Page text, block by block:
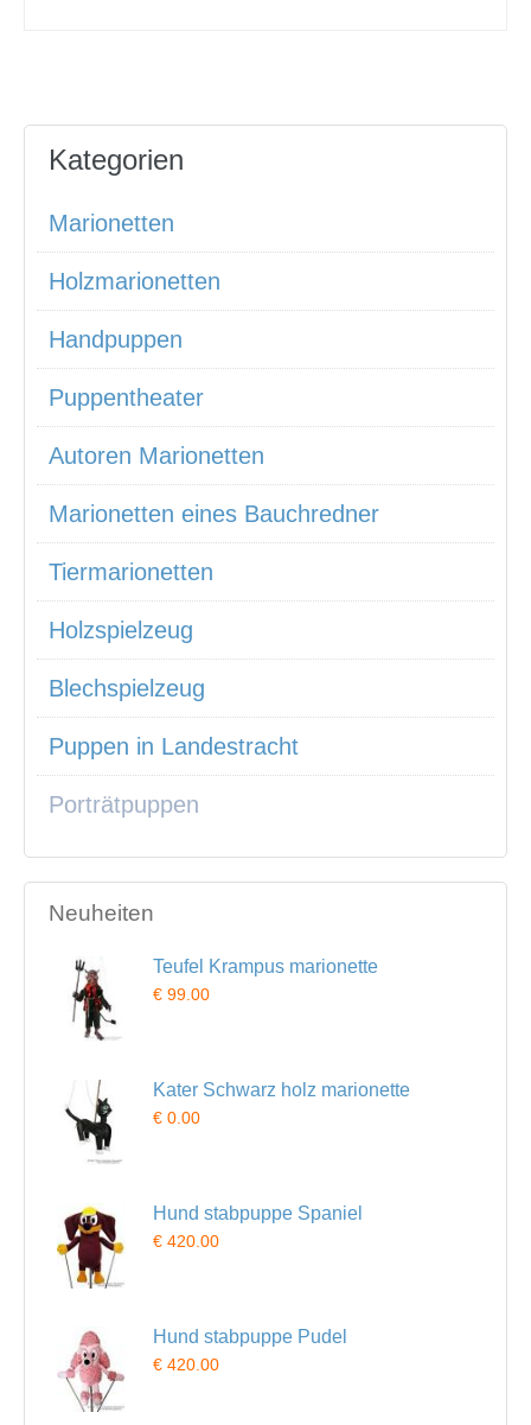
Kategorien
Marionetten
Holzmarionetten
Handpuppen
Puppentheater
Autoren Marionetten
Marionetten eines Bauchredner
Tiermarionetten
Holzspielzeug
Blechspielzeug
Puppen in Landestracht
Porträtpuppen
Neuheiten
Teufel Krampus marionette
€ 99.00
Kater Schwarz holz marionette
€ 0.00
Hund stabpuppe Spaniel
€ 420.00
Hund stabpuppe Pudel
€ 420.00